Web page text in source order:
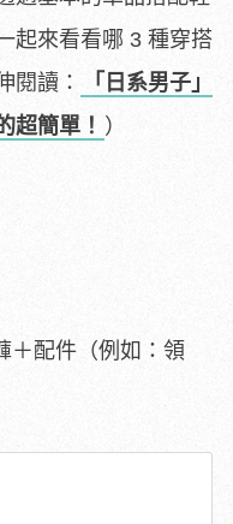
起來看看哪 3 種穿搭
閱讀：
「日系男子」
超簡單！ ）
＋配件（例如：領